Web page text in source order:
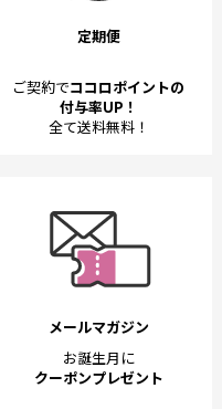
定期便
ご契約でココロポイントの
付与率UP！
全て送料無料！
メールマガジン
お誕生月に
クーポンプレゼント